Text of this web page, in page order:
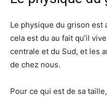
Le physique du grison est
cela est du au fait qu’il
centrale et du Sud, et les
de chez nous.
Pour ce qui est de sa